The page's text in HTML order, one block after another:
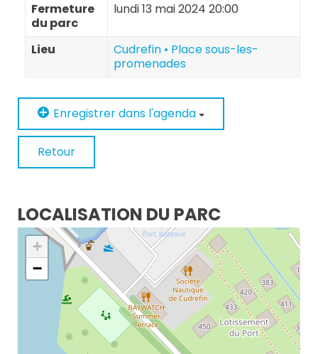
Fermeture
du parc
lundi 13 mai 2024 20:00
Lieu
Cudrefin • Place sous-les-
promenades
Enregistrer dans l'agenda
Retour
LOCALISATION DU PARC
+
−